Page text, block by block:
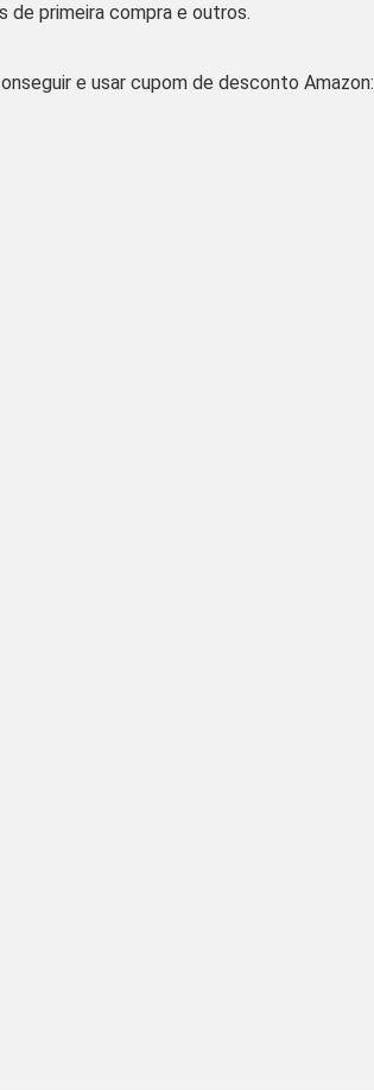
de primeira compra e outros.
e usar cupom de desconto Amazon: